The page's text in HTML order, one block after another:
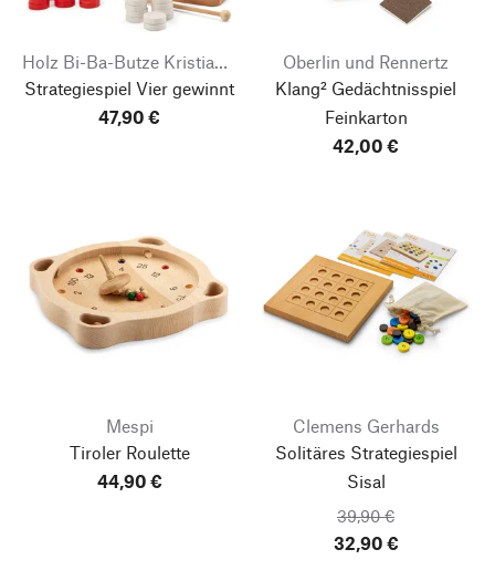
Holz Bi-Ba-Butze Kristian Finken
Strategiespiel Vier gewinnt
47,90 €
Oberlin und Rennertz
Klang² Gedächtnisspiel
Feinkarton
42,00 €
Mespi
Tiroler Roulette
44,90 €
Clemens Gerhards
Solitäres Strategiespiel
Sisal
39,90 €
32,90 €